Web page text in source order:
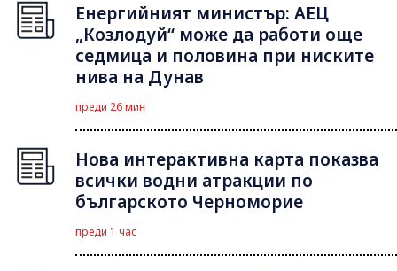
Енергийният министър: АЕЦ
„Козлодуй“ може да работи още
седмица и половина при ниските
нива на Дунав
преди 26 мин
Нова интерактивна карта показва
всички водни атракции по
българското Черноморие
преди 1 час